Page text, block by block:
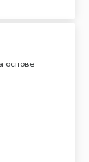
основе